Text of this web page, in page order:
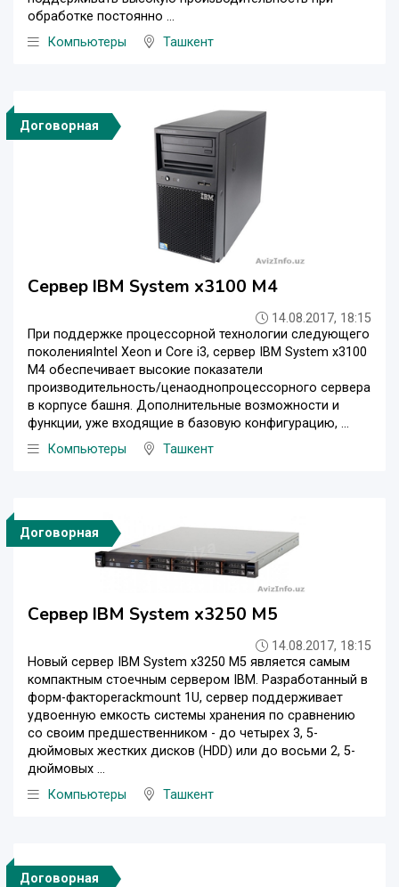
обработке постоянно ...
Компьютеры
Ташкент
Договорная
Сервер IBM System x3100 M4
14.08.2017, 18:15
При поддержке процессорной технологии следующего
поколенияIntel Xeon и Core i3, сервер IBM System x3100
M4 обеспечивает высокие показатели
производительность/ценаоднопроцессорного сервера
в корпусе башня. Дополнительные возможности и
функции, уже входящие в базовую конфигурацию, ...
Компьютеры
Ташкент
Договорная
Сервер IBM System x3250 M5
14.08.2017, 18:15
Новый сервер IBM System x3250 M5 является самым
компактным стоечным сервером IBM. Разработанный в
форм-фактореrackmount 1U, сервер поддерживает
удвоенную емкость системы хранения по сравнению
со своим предшественником - до четырех 3, 5-
дюймовых жестких дисков (HDD) или до восьми 2, 5-
дюймовых ...
Компьютеры
Ташкент
Договорная